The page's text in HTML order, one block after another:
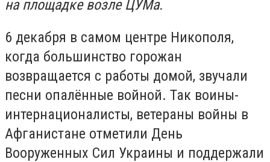
на площадке возле ЦУМа.
6 декабря в самом центре Никополя,
когда большинство горожан
возвращается с работы домой, звучали
песни опалённые войной. Так воины-
интернационалисты, ветераны войны в
Афганистане отметили День
Вооруженных Сил Украины и поддержали